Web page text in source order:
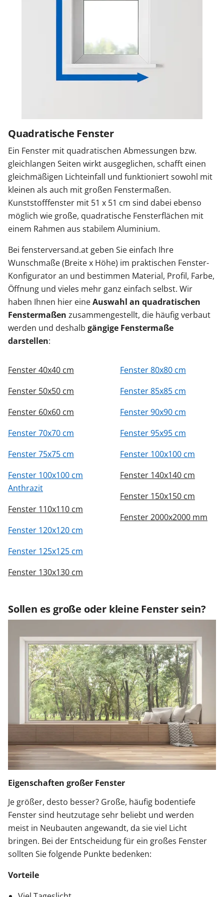
Quadratische Fenster
Ein Fenster mit quadratischen Abmessungen bzw.
gleichlangen Seiten wirkt ausgeglichen, schafft einen
gleichmäßigen Lichteinfall und funktioniert sowohl mit
kleinen als auch mit großen Fenstermaßen.
Kunststofffenster mit 51 x 51 cm sind dabei ebenso
möglich wie große, quadratische Fensterflächen mit
einem Rahmen aus stabilem Aluminium.
Bei fensterversand.at geben Sie einfach Ihre
Wunschmaße (Breite x Höhe) im praktischen Fenster-
Konfigurator an und bestimmen Material, Profil, Farbe,
Öffnung und vieles mehr ganz einfach selbst. Wir
haben Ihnen hier eineAuswahl an quadratischen
Fenstermaßen zusammengestellt, die häufig verbaut
werden und deshalb gängige Fenstermaße
darstellen:
Fenster 40x40 cm
Fenster 50x50 cm
Fenster 60x60 cm
Fenster 70x70 cm
Fenster 75x75 cm
Fenster 80x80 cm
Fenster 85x85 cm
Fenster 90x90 cm
Fenster 95x95 cm
Fenster 100x100 cm
Fenster 100x100 cm
Anthrazit
Fenster 110x110 cm
Fenster 120x120 cm
Fenster 125x125 cm
Fenster 130x130 cm
Fenster 140x140 cm
Fenster 150x150 cm
Fenster 2000x2000 mm
Sollen es große oder kleine Fenster sein?
Eigenschaften großer Fenster
Je größer, desto besser? Große, häufig bodentiefe
Fenster sind heutzutage sehr beliebt und werden
meist in Neubauten angewandt, da sie viel Licht
bringen. Bei der Entscheidung für ein großes Fenster
sollten Sie folgende Punkte bedenken:
Vorteile